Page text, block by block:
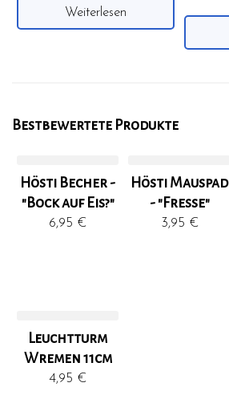
Weiterlesen
Bestbewertete Produkte
Hösti Becher -
"Bock auf Eis?"
6,95 €
Hösti Mauspad
- "Fresse"
3,95 €
Leuchtturm
Wremen 11cm
4,95 €